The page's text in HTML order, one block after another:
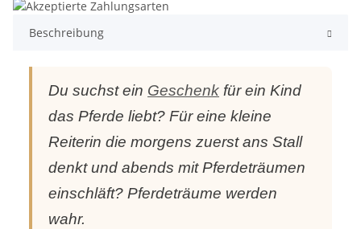
Beschreibung
Du suchst ein Geschenk für ein Kind
das Pferde liebt? Für eine kleine
Reiterin die morgens zuerst ans Stall
denkt und abends mit Pferdeträumen
einschläft? Pferdeträume werden
wahr.